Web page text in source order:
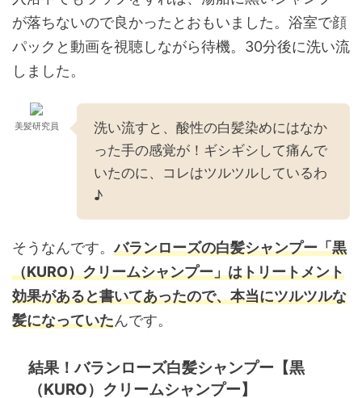
が落ちないので良かったとおもいました。浴室で顔
パックと動画を視聴しながら待機。30分後に洗い流
しました。
美髪研究員
洗い流すと、酸性の白髪染めにはなか
った手の感覚が！ギシギシして痛んで
いたのに、コレはツルツルしているわ
♪
そうなんです。バランローズの白髪シャンプー「黒
（KURO）クリームシャンプー」はトリートメント
効果があると書いてあったので、本当にツルツルな
髪になっていたんです。
結果！バランローズ白髪シャンプー【黒
（KURO）クリームシャンプー】